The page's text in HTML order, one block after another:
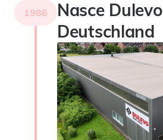
1986
Nasce Dulevo
Deutschland